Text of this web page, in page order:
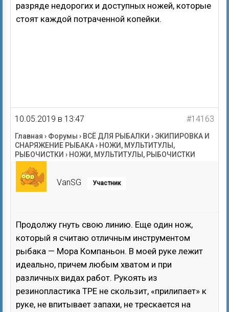
разряде недорогих и доступных ножей, которые
стоят каждой потраченной копейки.
10.05.2019 в 13:47 #14163
Главная › Форумы › ВСЁ ДЛЯ РЫБАЛКИ › ЭКИПИРОВКА И
СНАРЯЖЕНИЕ РЫБАКА› НОЖИ, МУЛЬТИТУЛЫ,
РЫБОЧИСТКИ › НОЖИ, МУЛЬТИТУЛЫ, РЫБОЧИСТКИ
VanSG Участник
Продолжу гнуть свою линию. Еще один нож,
который я считаю отличным инструментом
рыбака — Мора Компаньон. В моей руке лежит
идеально, причем любым хватом и при
различных видах работ. Рукоять из
резинопластика TPE не скользит, «прилипает» к
руке, не впитывает запахи, не трескается на